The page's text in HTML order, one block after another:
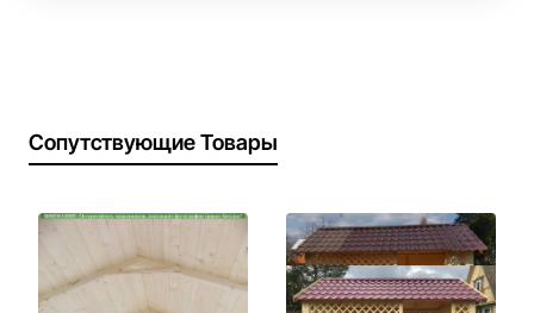
Сопутствующие Товары